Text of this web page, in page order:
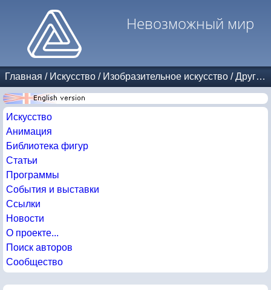
Невозможный мир
Главная / Искусство / Изобразительное искусство /Другие авторы
Искусство
Анимация
Библиотека фигур
Статьи
Программы
События и выставки
Ссылки
Новости
О проекте...
Поиск авторов
Сообщество